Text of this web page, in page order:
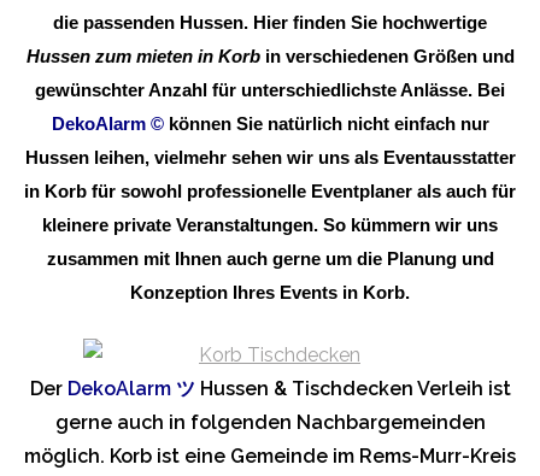
die passenden Hussen. Hier finden Sie hochwertige
Hussen zum mieten in Korbin verschiedenen Größen und
gewünschter Anzahl für unterschiedlichste Anlässe. Bei
DekoAlarm © können Sie natürlich nicht einfach nur
Hussen leihen, vielmehr sehen wir uns als Eventausstatter
in Korb für sowohl professionelle Eventplaner als auch für
kleinere private Veranstaltungen. So kümmern wir uns
zusammen mit Ihnen auch gerne um die Planung und
Konzeption Ihres Events in Korb.
Der DekoAlarm ツ Hussen & Tischdecken Verleih ist
gerne auch in folgenden Nachbargemeinden
möglich. Korb ist eine Gemeinde im Rems-Murr-Kreis